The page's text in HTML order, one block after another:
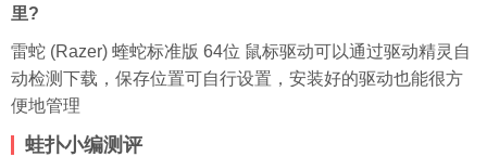
里?
雷蛇 (Razer) 蝰蛇标准版 64位 鼠标驱动可以通过驱动精灵自
动检测下载，保存位置可自行设置，安装好的驱动也能很方
便地管理
蛙扑小编测评